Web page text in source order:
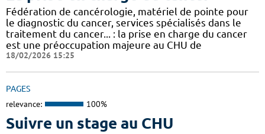
Fédération de cancérologie, matériel de pointe pour
le diagnostic du cancer, services spécialisés dans le
traitement du cancer... : la prise en charge du cancer
est une préoccupation majeure au CHU de
18/02/2026 15:25
PAGES
relevance: 100%
Suivre un stage au CHU